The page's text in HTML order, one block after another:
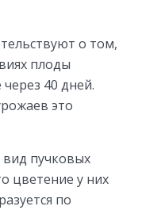
о том,
плоды
40 дней.
это
пучковых
цветение у них
по